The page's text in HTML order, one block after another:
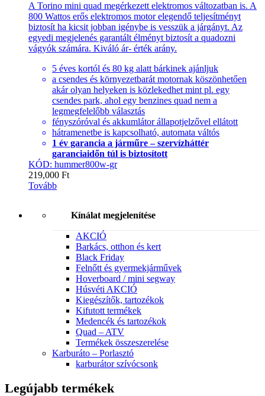
A Torino mini quad megérkezett elektromos változatban is. A
800 Wattos erős elektromos motor elegendő teljesítményt
biztosít ha kicsit jobban igénybe is vesszük a járgányt. Az
egyedi megjelenés garantált élményt biztosít a quadozni
vágyók számára. Kiváló ár- érték arány.
5 éves kortól és 80 kg alatt bárkinek ajánljuk
a csendes és környezetbarát motornak köszönhetően
akár olyan helyeken is közlekedhet mint pl. egy
csendes park, ahol egy benzines quad nem a
legmegfelelőbb választás
fényszóróval és akkumlátor állapotjelzővel ellátott
hátramenetbe is kapcsolható, automata váltós
1 év garancia a járműre – szervízháttér
garanciaidőn túl is biztosított
KÓD: hummer800w-gr
219,000 Ft
Tovább
Kínálat megjelenítése
AKCIÓ
Barkács, otthon és kert
Black Friday
Felnőtt és gyermekjárművek
Hoverboard / mini segway
Húsvéti AKCIÓ
Kiegészítők, tartozékok
Kifutott termékek
Medencék és tartozékok
Quad – ATV
Termékek összeszerelése
Karburáto – Porlasztó
karburátor szívócsonk
Legújabb termékek